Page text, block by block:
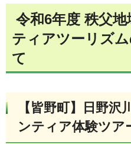
令和6年度 秩父
ティアツーリズ
て
【皆野町】日野沢
ンティア体験ツア